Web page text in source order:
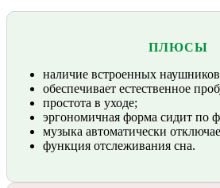
ПЛЮСЫ
наличие встроенных
обеспечивает естественное
простота в уходе;
эргономичная форма сидит по
музыка автоматически
функция отслеживания сна.